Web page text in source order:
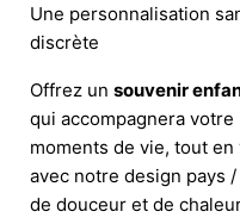
Une personnalisation
discrète
Offrez un souvenir
qui accompagnera
moments de vie, tout
avec notre design pays
de douceur et de